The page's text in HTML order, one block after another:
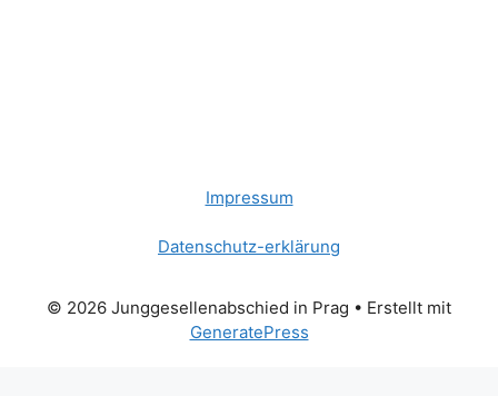
Impressum
Datenschutz-erklärung
© 2026 Junggesellenabschied in Prag • Erstellt mit
GeneratePress